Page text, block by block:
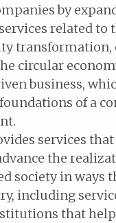
by
related to
transformation,
circular
business,
of a
services that
the
society in ways
including
that